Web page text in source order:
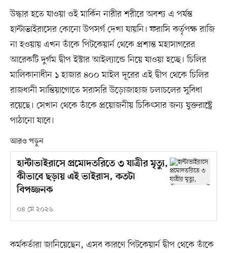
উদ্ধার হতে যাওয়া ওই মার্কিন নারীর শরীরে অবশ্য এ পর্যন্ত
হান্টাভাইরাসের কোনো উপসর্গ দেখা যায়নি। ফরাসি কর্তৃপক্ষ রাজি
না হওয়ায় এখন তাঁকে পিটকেয়ার্ন থেকে প্রশান্ত মহাসাগরের
আরেকটি দুর্গম দ্বীপ ইস্টার আইল্যান্ডে নিয়ে যাওয়া হচ্ছে। চিলির
মালিকানাধীন ১ হাজার ৪০০ মাইল দূরের এই দ্বীপ থেকে চিলির
রাজধানী সান্তিয়াগোতে সরাসরি উড়োজাহাজ চলাচলের সুবিধা
রয়েছে। সেখান থেকে তাঁকে প্রয়োজনীয় চিকিৎসার জন্য যুক্তরাষ্ট্রে
পাঠানো যাবে।
আরও পড়ুন
হান্টাভাইরাসে প্রমোদতরিতে ৩ যাত্রীর মৃত্যু,
কীভাবে ছড়ায় এই ভাইরাস, কতটা
বিপজ্জনক
০৪ মে ২০২৬
কর্মকর্তারা জানিয়েছেন, এসব কারণে পিটকেয়ার্ন দ্বীপ থেকে তাঁকে